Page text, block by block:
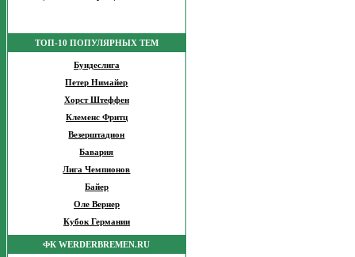
ТОП-10 ПОПУЛЯРНЫХ ТЕМ
Бундеслига
Петер Нимайер
Хорст Штеффен
Клеменс Фритц
Везерштадион
Бавария
Лига Чемпионов
Байер
Оле Вернер
Кубок Германии
ФК WERDERBREMEN.RU